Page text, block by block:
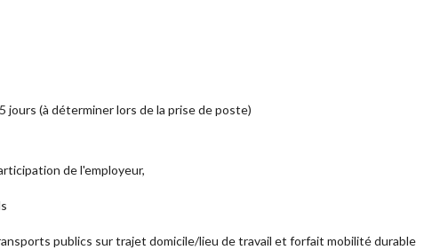
jours (à déterminer lors de la prise de poste)
de l'employeur,
publics sur trajet domicile/lieu de travail et forfait mobilité durable